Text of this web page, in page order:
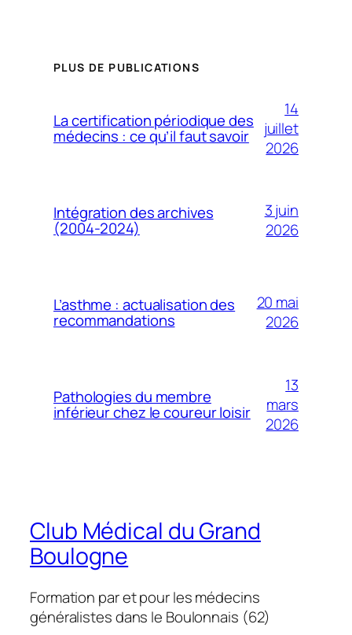
PLUS DE PUBLICATIONS
La certification périodique des
médecins : ce qu’il faut savoir
14
juillet
2026
Intégration des archives
(2004-2024)
3 juin
2026
L’asthme : actualisation des
recommandations
20 mai
2026
Pathologies du membre
inférieur chez le coureur loisir
13
mars
2026
Club Médical du Grand
Boulogne
Formation par et pour les médecins
généralistes dans le Boulonnais (62)